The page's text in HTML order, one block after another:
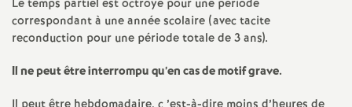
E
n
s
Le temps partiel est octroyé pour une période
correspondant à une année scolaire (avec tacite
reconduction pour une période totale de 3 ans).
Il ne peut être interrompu qu’en cas de motif grave.